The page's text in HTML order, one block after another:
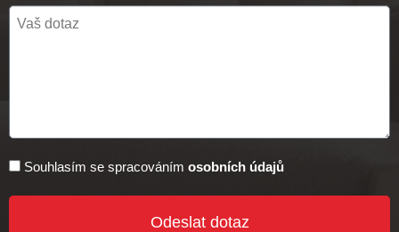
Souhlasím se spracováním osobních údajů
Odeslat dotaz